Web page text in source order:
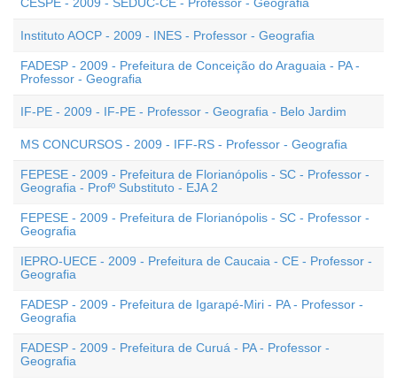
Instituto AOCP - 2009 - INES - Professor - Geografia
FADESP - 2009 - Prefeitura de Conceição do Araguaia - PA -
Professor - Geografia
IF-PE - 2009 - IF-PE - Professor - Geografia - Belo Jardim
MS CONCURSOS - 2009 - IFF-RS - Professor - Geografia
FEPESE - 2009 - Prefeitura de Florianópolis - SC - Professor -
Geografia - Profº Substituto - EJA 2
FEPESE - 2009 - Prefeitura de Florianópolis - SC - Professor -
Geografia
IEPRO-UECE - 2009 - Prefeitura de Caucaia - CE - Professor -
Geografia
FADESP - 2009 - Prefeitura de Igarapé-Miri - PA - Professor -
Geografia
FADESP - 2009 - Prefeitura de Curuá - PA - Professor -
Geografia